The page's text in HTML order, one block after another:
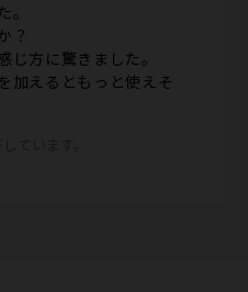
？
方に驚きました。
加えるともっと使えそ